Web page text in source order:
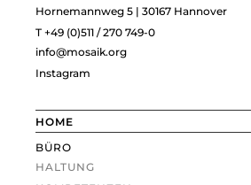
Hornemannweg 5 | 30167 Hannover
T +49 (0)511 / 270 749-0
info@mosaik.org
Instagram
HOME
BÜRO
HALTUNG